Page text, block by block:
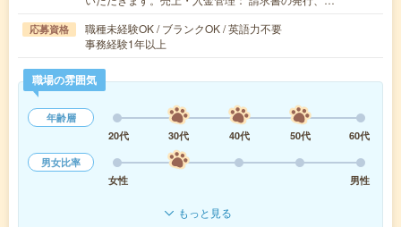
応募資格
職種未経験OK / ブランクOK / 英語力不要
事務経験1年以上
職場の雰囲気
年齢層
20代
30代 40代 50代
60代
男女比率
女性
男性
もっと見る